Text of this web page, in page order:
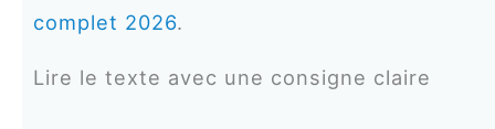
complet 2026.
Lire le texte avec une consigne claire